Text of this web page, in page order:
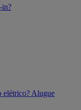
in?
elétrico? Alugue